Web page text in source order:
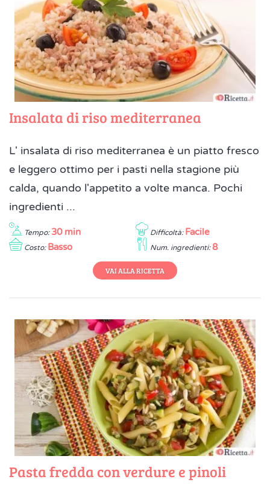
Insalata di riso mediterranea
L' insalata di riso mediterranea è un piatto fresco
e leggero ottimo per i pasti nella stagione più
calda, quando l'appetito a volte manca. Pochi
ingredienti ...
Tempo: 30 min Difficoltà: Facile
Costo: Basso Num. ingredienti: 8
VAI ALLA RICETTA
Pasta fredda con verdure e pinoli